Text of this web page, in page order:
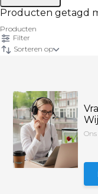
Producten getagd
Producten
Filter
Sorteren op